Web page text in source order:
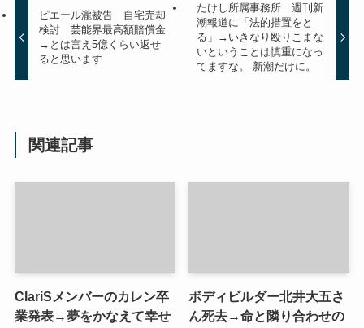
ピエール瀧被告 自宅売却
検討 芸能界最高額賠償金
→とは言え5億くらい返せ
ると思います
たけし所属事務所 週刊新
潮報道に「法的措置をと
る」→いきなり殴りこまな
いということは慎重になっ
てますな。 新潮だけに。
関連記事
ClariSメンバーのカレン卒
業発表→夢をかなえて幸せ
ボディビルダー北井大五さ
ん死去→命と隣り合わせの